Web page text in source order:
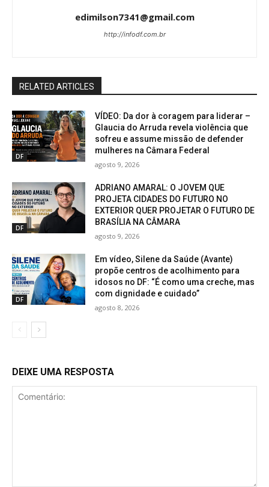
edimilson7341@gmail.com
http://infodf.com.br
RELATED ARTICLES
DF
VÍDEO: Da dor à coragem para liderar –
Glaucia do Arruda revela violência que
sofreu e assume missão de defender
mulheres na Câmara Federal
agosto 9, 2026
DF
ADRIANO AMARAL: O JOVEM QUE
PROJETA CIDADES DO FUTURO NO
EXTERIOR QUER PROJETAR O FUTURO DE
BRASÍLIA NA CÂMARA
agosto 9, 2026
DF
Em vídeo, Silene da Saúde (Avante)
propõe centros de acolhimento para
idosos no DF: “É como uma creche, mas
com dignidade e cuidado”
agosto 8, 2026
DEIXE UMA RESPOSTA